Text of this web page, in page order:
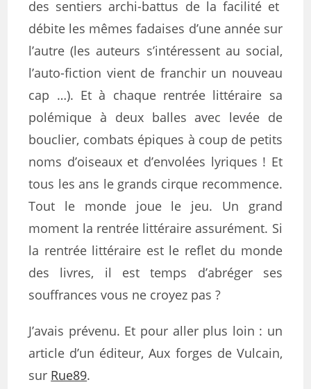
des sentiers archi-battus de la facilité et
débite les mêmes fadaises d’une année sur
l’autre (les auteurs s’intéressent au social,
l’auto-fiction vient de franchir un nouveau
cap …). Et à chaque rentrée littéraire sa
polémique à deux balles avec levée de
bouclier, combats épiques à coup de petits
noms d’oiseaux et d’envolées lyriques ! Et
tous les ans le grands cirque recommence.
Tout le monde joue le jeu. Un grand
moment la rentrée littéraire assurément. Si
la rentrée littéraire est le reflet du monde
des livres, il est temps d’abréger ses
souffrances vous ne croyez pas ?
J’avais prévenu. Et pour aller plus loin : un
article d’un éditeur, Aux forges de Vulcain,
sur Rue89.